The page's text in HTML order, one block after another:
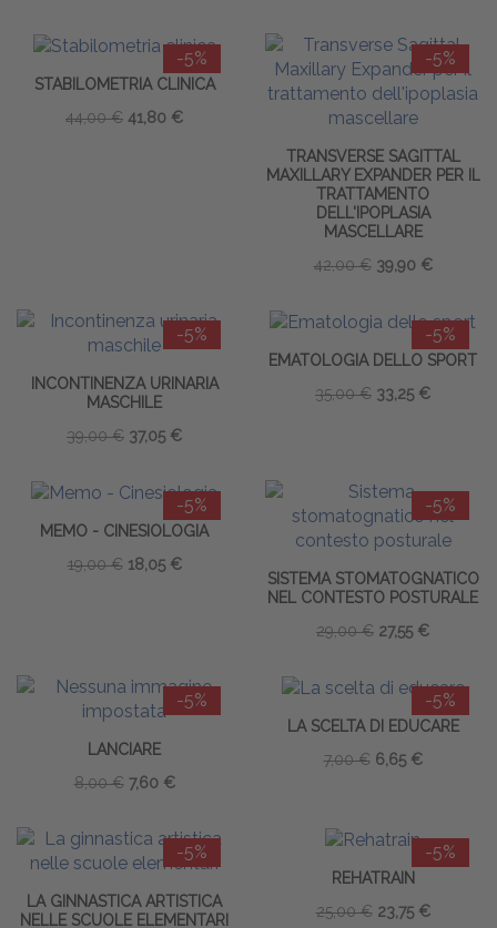
-5%
STABILOMETRIA CLINICA
44,00 € 41,80 €
-5%
TRANSVERSE SAGITTAL
MAXILLARY EXPANDER PER IL
TRATTAMENTO
DELL'IPOPLASIA
MASCELLARE
42,00 € 39,90 €
-5%
INCONTINENZA URINARIA
MASCHILE
39,00 € 37,05 €
-5%
EMATOLOGIA DELLO SPORT
35,00 € 33,25 €
-5%
MEMO - CINESIOLOGIA
19,00 € 18,05 €
-5%
SISTEMA STOMATOGNATICO
NEL CONTESTO POSTURALE
29,00 € 27,55 €
-5%
LANCIARE
8,00 € 7,60 €
-5%
LA SCELTA DI EDUCARE
7,00 € 6,65 €
-5%
LA GINNASTICA ARTISTICA
NELLE SCUOLE ELEMENTARI
-5%
REHATRAIN
25,00 € 23,75 €